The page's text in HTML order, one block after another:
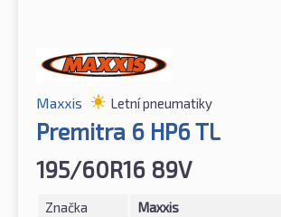
Maxxis Letní pneumatiky
Premitra 6 HP6 TL
195/60R16 89V
Značka
Maxxis